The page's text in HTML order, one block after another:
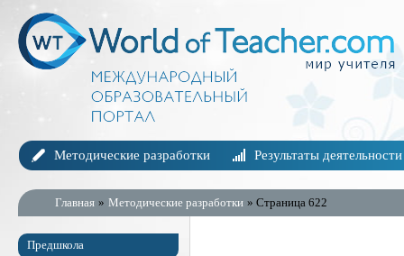
Методические разработки Результаты деятельности
Главная » Методические разработки » Страница 622
Предшкола